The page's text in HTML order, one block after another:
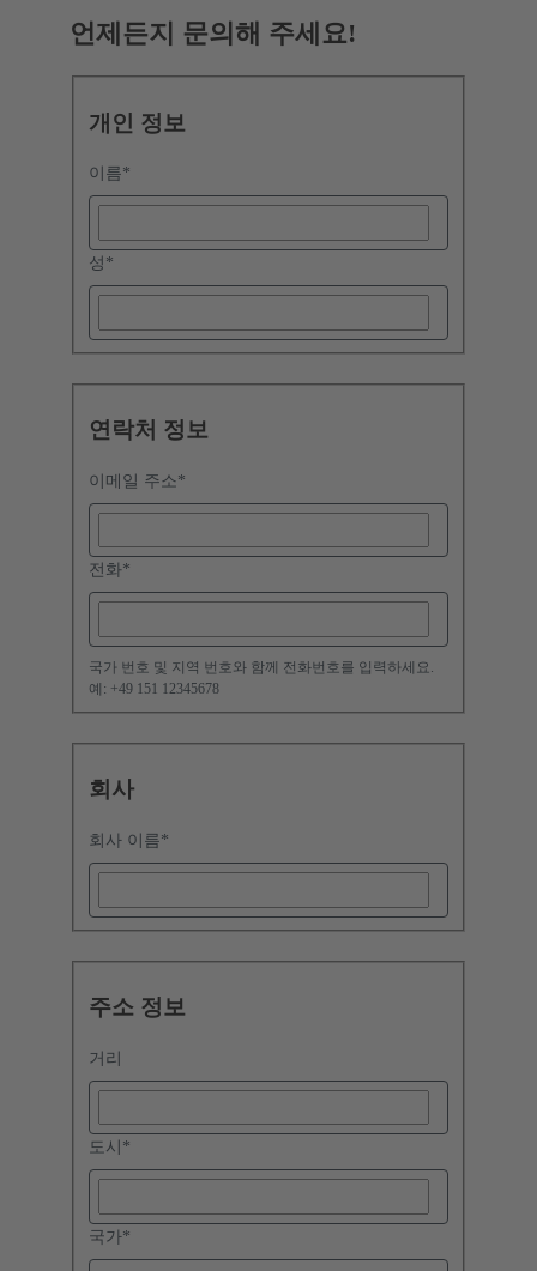
언제든지 문의해 주세요!
개인 정보
이름*
성 *
연락처 정보
이메일 주소*
전화*
국가 번호 및 지역 번호와 함께 전화번호를 입력하세요.
예: +49 151 12345678
회사
회사 이름*
주소 정보
거리
도시 *
국가*